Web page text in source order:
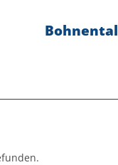
Bohnental